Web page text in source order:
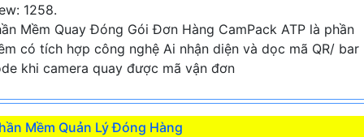
1258.
Mềm Quay Đóng Gói Đơn Hàng CamPack ATP là phần
có tích hợp công nghệ Ai nhận diện và dọc mã QR/ bar
khi camera quay được mã vận đơn
Mềm Quản Lý Đóng Hàng